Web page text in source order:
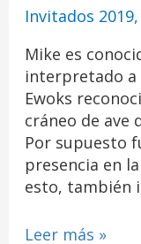
Invitados 2019,
Mike es
interpretado a
Ewoks
cráneo de ave
Por supuesto
presencia en
esto, también
Leer más »